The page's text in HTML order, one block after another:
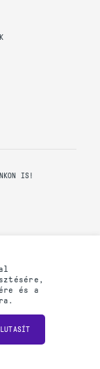
IS!
jog fenntartva.
és a